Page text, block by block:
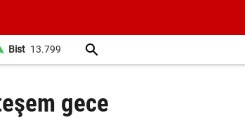
Bist 13.799
gece